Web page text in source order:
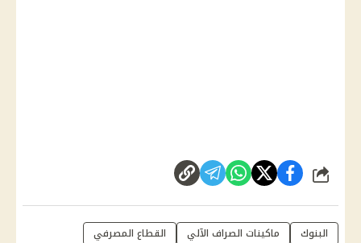
شارك
البنوك ماكينات الصراف الآلي
القطاع المصرفي